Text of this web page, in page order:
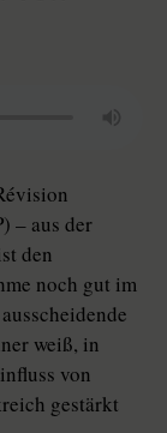
– aus der
den
noch gut im
weiß, in
von
gestärkt